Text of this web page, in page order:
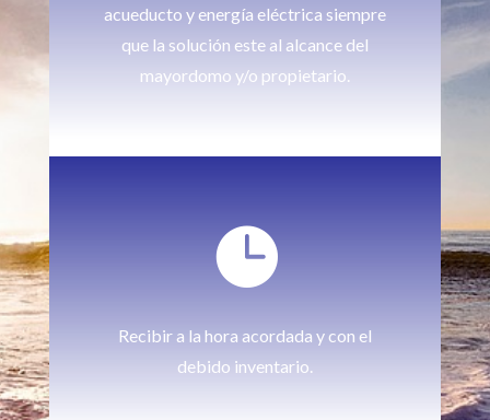
acueducto y energía eléctrica siempre
que la solución este al alcance del
mayordomo y/o propietario.

Recibir a la hora acordada y con el
debido inventario.